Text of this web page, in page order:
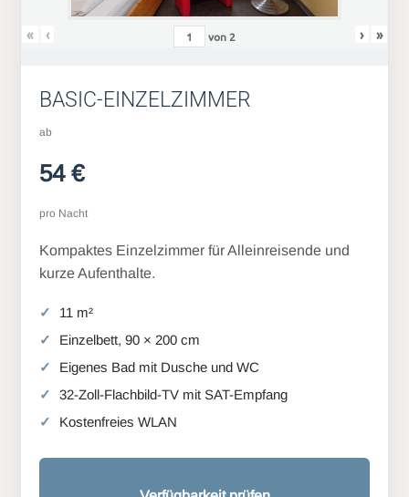
« ‹ von 2 › »
BASIC-EINZELZIMMER
ab
54 €
pro Nacht
Kompaktes Einzelzimmer für Alleinreisende und
kurze Aufenthalte.
11 m²
Einzelbett, 90 × 200 cm
Eigenes Bad mit Dusche und WC
32-Zoll-Flachbild-TV mit SAT-Empfang
Kostenfreies WLAN